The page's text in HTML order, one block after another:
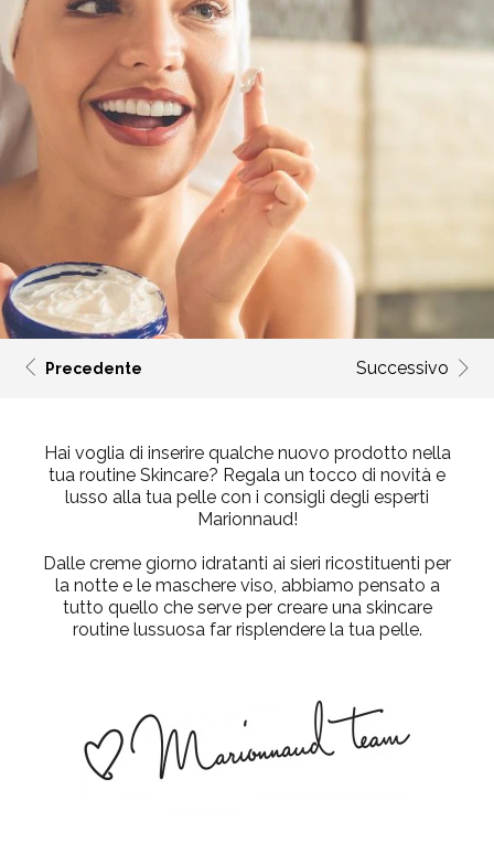
Precedente Successivo
Hai voglia di inserire qualche nuovo prodotto nella
tua routine Skincare? Regala un tocco di novità e
lusso alla tua pelle con i consigli degli esperti
Marionnaud!
Dalle creme giorno idratanti ai sieri ricostituenti per
la notte e le maschere viso, abbiamo pensato a
tutto quello che serve per creare una skincare
routine lussuosa far risplendere la tua pelle.